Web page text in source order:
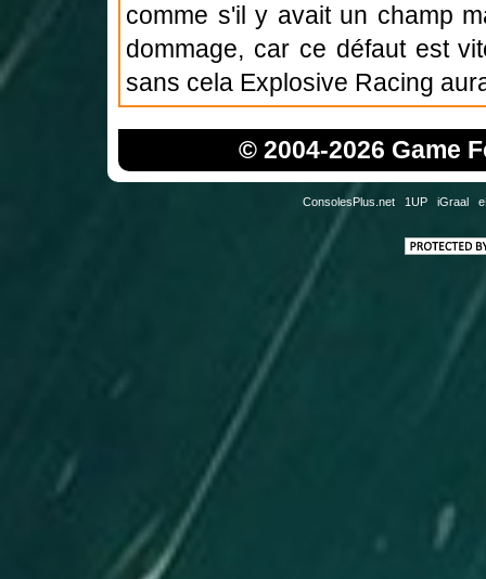
comme s'il y avait un champ
dommage, car ce défaut est
sans cela Explosive Racing
© 2004-2026 Game
ConsolesPlus.net 1UP iGraal